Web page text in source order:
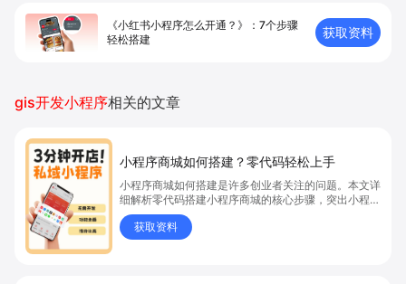
《小红书小程序怎么开通？》：7个步骤
轻松搭建
获取资料
gis开发小程序相关的文章
小程序商城如何搭建？零代码轻松上手
小程序商城如何搭建是许多创业者关注的问题。本文详
细解析零代码搭建小程序商城的核心步骤，突出小程序
商城、商城搭建与零代码开店优势，帮助你轻松实现商
品上架、全渠道销售及高效会员运营，快速开启线上卖
货新模式。点击获取详细操作指南！
获取资料